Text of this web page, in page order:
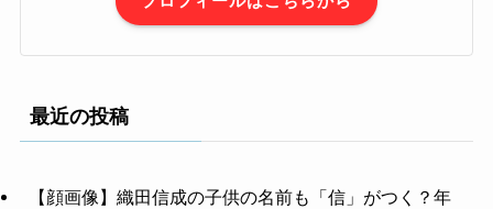
最近の投稿
【顔画像】織田信成の子供の名前も「信」がつく？年